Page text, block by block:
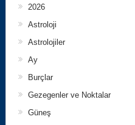
2026
Astroloji
Astrolojiler
Ay
Burçlar
Gezegenler ve Noktalar
Güneş